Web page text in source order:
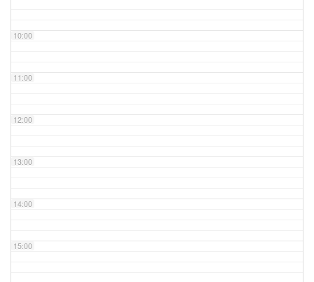
10:00
11:00
12:00
13:00
14:00
15:00